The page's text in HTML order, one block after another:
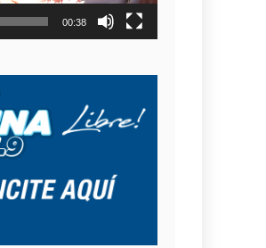
00:38